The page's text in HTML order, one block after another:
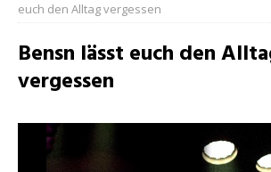
euch den Alltag vergessen
Bensn lässt euch den
vergessen